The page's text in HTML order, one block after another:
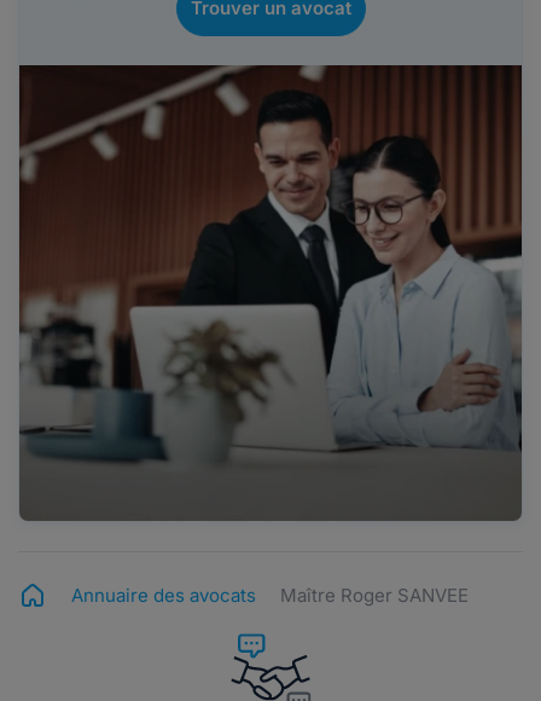
Trouver un avocat
Annuaire des avocats Maître Roger SANVEE